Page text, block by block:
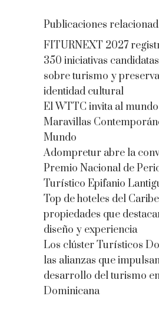
Publicaciones
FITURNEXT 2027
350 iniciativas
sobre turismo y
identidad cultural
El WTTC invita al
Maravillas
Mundo
Adompretur abre la
Premio Nacional de
Turístico Epifanio
Top de hoteles del
propiedades que
diseño y experiencia
Los clúster Turísticos
las alianzas que
desarrollo del turismo
Dominicana